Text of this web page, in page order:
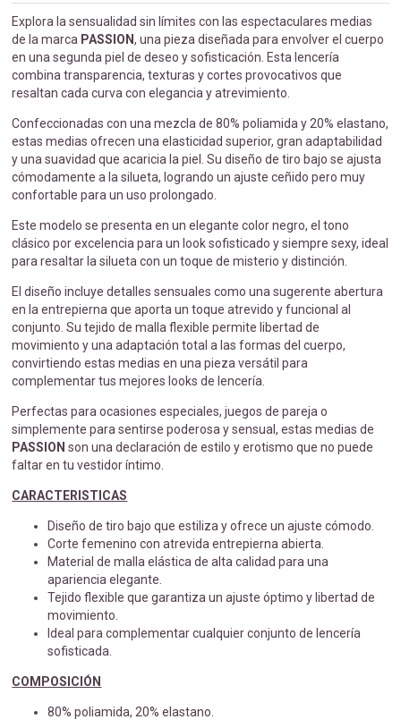
Explora la sensualidad sin límites con las espectaculares medias
de la marca PASSION, una pieza diseñada para envolver el cuerpo
en una segunda piel de deseo y sofisticación. Esta lencería
combina transparencia, texturas y cortes provocativos que
resaltan cada curva con elegancia y atrevimiento.
Confeccionadas con una mezcla de 80% poliamida y 20% elastano,
estas medias ofrecen una elasticidad superior, gran adaptabilidad
y una suavidad que acaricia la piel. Su diseño de tiro bajo se ajusta
cómodamente a la silueta, logrando un ajuste ceñido pero muy
confortable para un uso prolongado.
Este modelo se presenta en un elegante color negro, el tono
clásico por excelencia para un look sofisticado y siempre sexy, ideal
para resaltar la silueta con un toque de misterio y distinción.
El diseño incluye detalles sensuales como una sugerente abertura
en la entrepierna que aporta un toque atrevido y funcional al
conjunto. Su tejido de malla flexible permite libertad de
movimiento y una adaptación total a las formas del cuerpo,
convirtiendo estas medias en una pieza versátil para
complementar tus mejores looks de lencería.
Perfectas para ocasiones especiales, juegos de pareja o
simplemente para sentirse poderosa y sensual, estas medias de
PASSIONson una declaración de estilo y erotismo que no puede
faltar en tu vestidor íntimo.
CARACTERISTICAS
Diseño de tiro bajo que estiliza y ofrece un ajuste cómodo.
Corte femenino con atrevida entrepierna abierta.
Material de malla elástica de alta calidad para una
apariencia elegante.
Tejido flexible que garantiza un ajuste óptimo y libertad de
movimiento.
Ideal para complementar cualquier conjunto de lencería
sofisticada.
COMPOSICIÓN
80% poliamida, 20% elastano.